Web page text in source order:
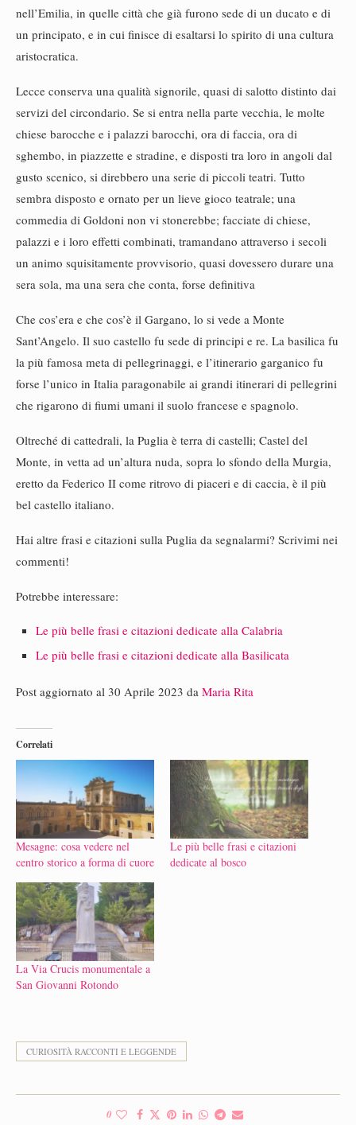
nell’Emilia, in quelle città che già furono sede di un ducato e di
un principato, e in cui finisce di esaltarsi lo spirito di una cultura
aristocratica.
Lecce conserva una qualità signorile, quasi di salotto distinto dai
servizi del circondario. Se si entra nella parte vecchia, le molte
chiese barocche e i palazzi barocchi, ora di faccia, ora di
sghembo, in piazzette e stradine, e disposti tra loro in angoli dal
gusto scenico, si direbbero una serie di piccoli teatri. Tutto
sembra disposto e ornato per un lieve gioco teatrale; una
commedia di Goldoni non vi stonerebbe; facciate di chiese,
palazzi e i loro effetti combinati, tramandano attraverso i secoli
un animo squisitamente provvisorio, quasi dovessero durare una
sera sola, ma una sera che conta, forse definitiva
Che cos’era e che cos’è il Gargano, lo si vede a Monte
Sant’Angelo. Il suo castello fu sede di principi e re. La basilica fu
la più famosa meta di pellegrinaggi, e l’itinerario garganico fu
forse l’unico in Italia paragonabile ai grandi itinerari di pellegrini
che rigarono di fiumi umani il suolo francese e spagnolo.
Oltreché di cattedrali, la Puglia è terra di castelli; Castel del
Monte, in vetta ad un’altura nuda, sopra lo sfondo della Murgia,
eretto da Federico II come ritrovo di piaceri e di caccia, è il più
bel castello italiano.
Hai altre frasi e citazioni sulla Puglia da segnalarmi? Scrivimi nei
commenti!
Potrebbe interessare:
Le più belle frasi e citazioni dedicate alla Calabria
Le più belle frasi e citazioni dedicate alla Basilicata
Post aggiornato al 30 Aprile 2023 da Maria Rita
Correlati
Mesagne: cosa vedere nel
centro storico a forma di cuore
Le più belle frasi e citazioni
dedicate al bosco
La Via Crucis monumentale a
San Giovanni Rotondo
CURIOSITÀ RACCONTI E LEGGENDE
0